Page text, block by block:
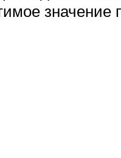
значение